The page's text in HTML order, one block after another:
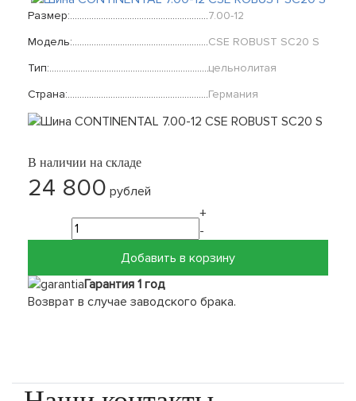
Размер:
7.00-12
Модель:
CSE ROBUST SC20 S
Тип:
цельнолитая
Страна:
Германия
В наличии на складе
24 800 рублей
+
-
Добавить в корзину
Гарантия 1 год
Возврат в случае заводского брака.